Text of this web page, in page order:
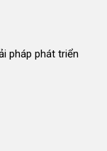
pháp phát triển